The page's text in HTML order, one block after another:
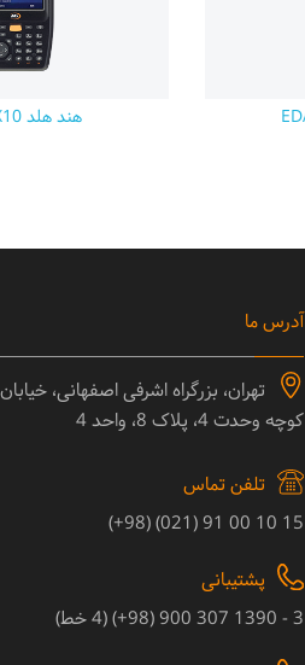
هند هلد M3 OX10
آدرس ما
تهران، بزرگراه اشرفی اصفهانی،
کوچه وحدت 4، پلاک 8، واحد 4
تلفن تماس
15 10 00 91 (021) (98+)
پشتیبانی
3 - 1390 307 900 (98+) (4 خط)